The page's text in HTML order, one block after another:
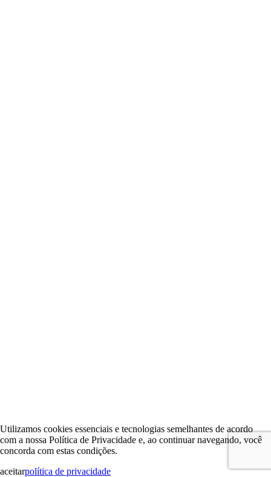
Utilizamos cookies essenciais e tecnologias semelhantes de acordo
com a nossa Política de Privacidade e, ao continuar navegando, você
concorda com estas condições.
aceitarpolítica de privacidade